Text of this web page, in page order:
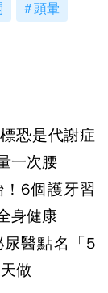
頭暈
恐是代謝症
一次腰
6個護牙習
身健康
醫點名「5
天做